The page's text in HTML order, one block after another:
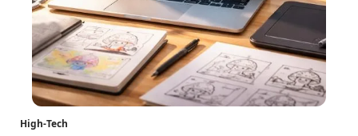
High-Tech